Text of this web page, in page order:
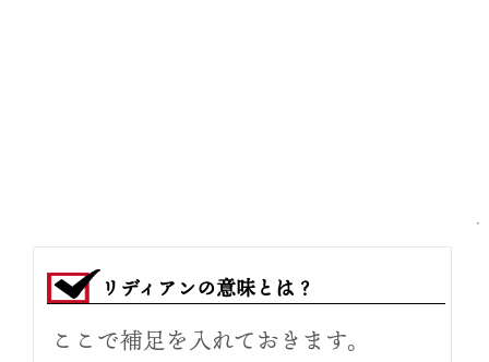
リディアンの意味とは？
ここで補足を入れておきます。
声